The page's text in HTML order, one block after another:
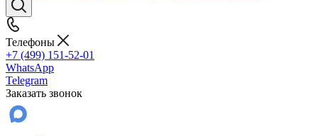
Телефоны
+7 (499) 151-52-01
WhatsApp
Telegram
Заказать звонок